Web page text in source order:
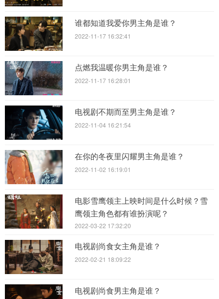
谁都知道我爱你男主角是谁？
2022-11-17 16:32:41
点燃我温暖你男主角是谁？
2022-11-17 16:28:01
电视剧不期而至男主角是谁？
2022-11-04 16:21:54
在你的冬夜里闪耀男主角是谁？
2022-11-02 16:19:01
电影雪鹰领主上映时间是什么时候？雪
鹰领主角色都有谁扮演呢？
2022-03-22 17:32:20
电视剧尚食女主角是谁？
2022-02-21 18:09:22
电视剧尚食男主角是谁？